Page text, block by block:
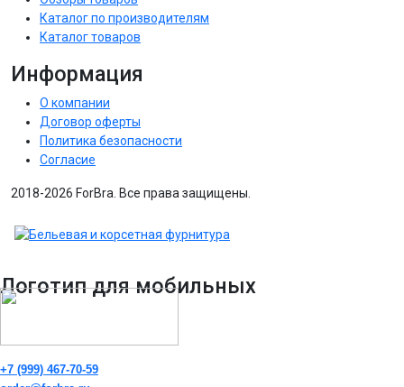
Каталог по производителям
Каталог товаров
Информация
О компании
Договор оферты
Политика безопасности
Согласие
2018-2026 ForBra. Все права защищены.
Логотип для мобильных
+7 (999) 467-70-59